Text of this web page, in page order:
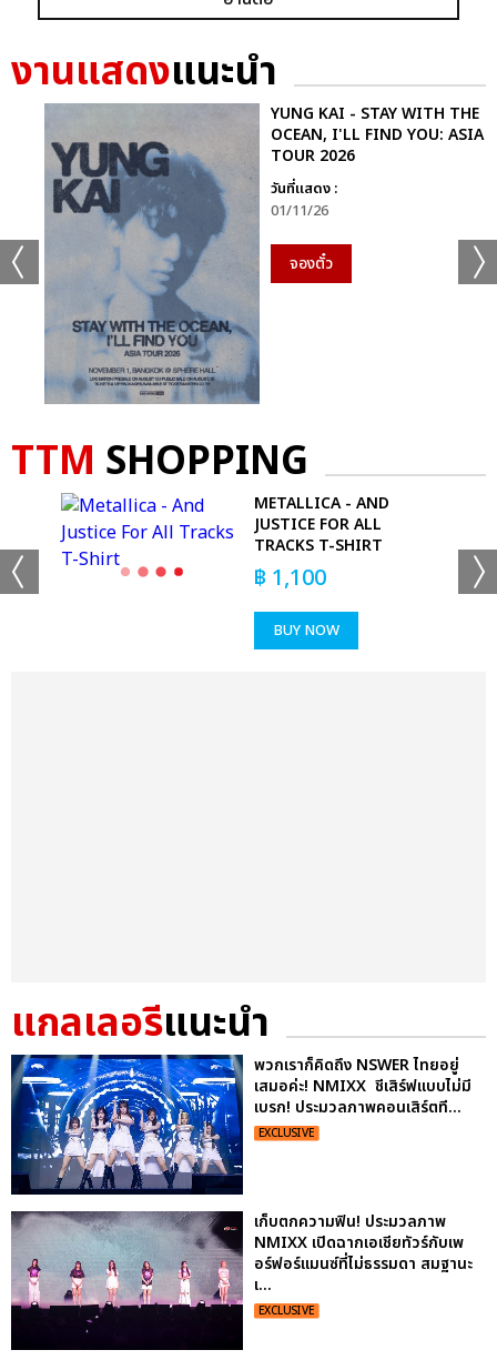
งานแสดงแนะนำ
YUNG KAI - STAY WITH THE
OCEAN, I'LL FIND YOU: ASIA
TOUR 2026
วันที่แสดง :
01/11/26
จองตั๋ว
TTM SHOPPING
METALLICA - AND
JUSTICE FOR ALL
TRACKS T-SHIRT
฿ 1,100
BUY NOW
แกลเลอรีแนะนำ
พวกเราก็คิดถึง NSWER ไทยอยู่
เสมอค่ะ! NMIXX ชีเสิร์ฟแบบไม่มี
เบรก! ประมวลภาพคอนเสิร์ตที...
EXCLUSIVE
เก็บตกความฟิน! ประมวลภาพ
NMIXX เปิดฉากเอเชียทัวร์กับเพ
อร์ฟอร์แมนซ์ที่ไม่ธรรมดา สมฐานะ
เ...
EXCLUSIVE